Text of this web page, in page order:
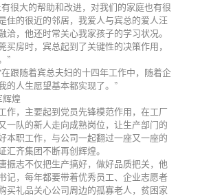
很大的帮助和改进，对我们的家庭也有很
住的很近的邻居，我爱人与宾总的爱人汪
洽，他还时常关心我家孩子的学习状况。
买房时，宾总起到了关键性的决策作用，
”
跟随着宾总夫妇的十四年工作中，随着企
的人生愿望基本都实现了。”
辉煌
作，主要起到党员先锋模范作用，在工厂
一队的新人走向成熟岗位，让生产部门的
本职工作，与公司一起翻过一座又一座的
汇齐集团不断再创辉煌。
振志不仅把生产搞好，做好品质把关，他
记，每年都要带着优秀员工、企业志愿者
买礼品关心公司周边的孤寡老人，贫困家